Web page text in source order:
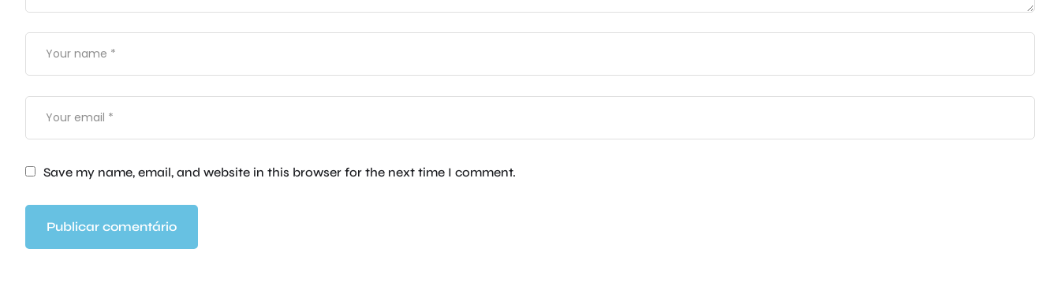
Save my name, email, and website in this browser for the next time I comment.